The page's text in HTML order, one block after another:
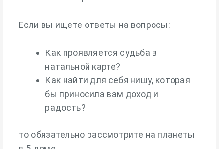
Если вы ищете ответы на вопросы:
Как проявляется судьба в
натальной карте?
Как найти для себя нишу, которая
бы приносила вам доход и
радость?
то обязательно рассмотрите на планеты